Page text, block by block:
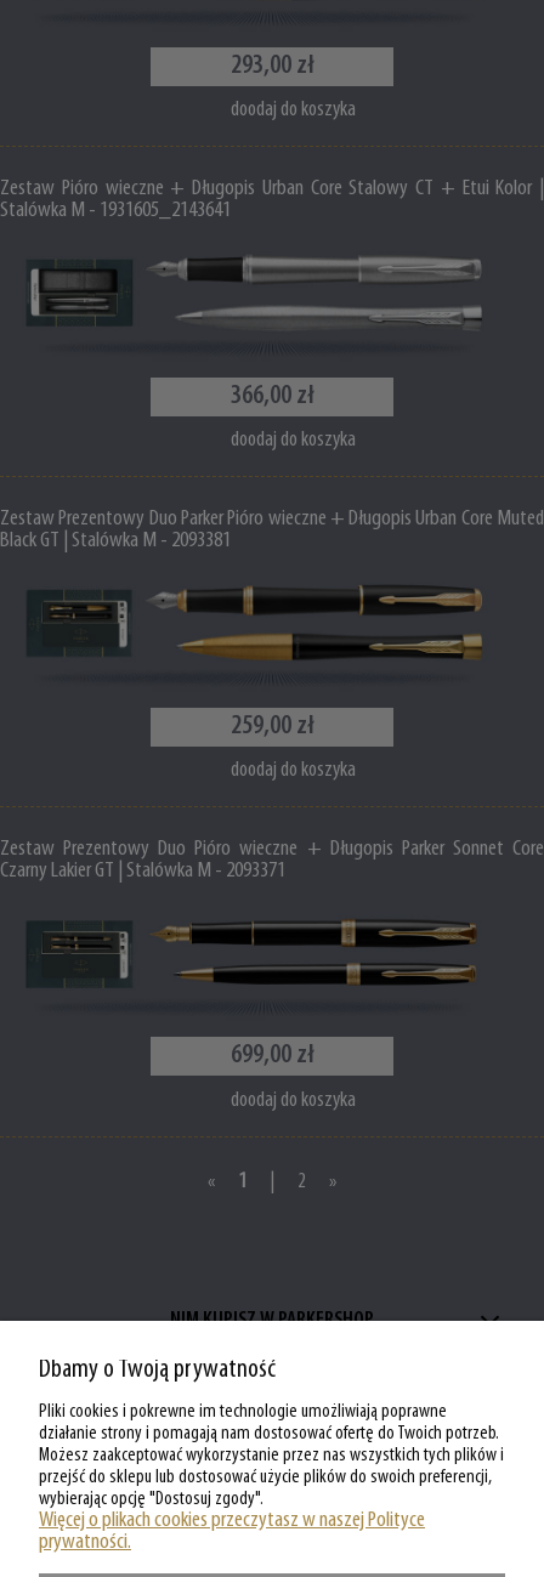
293,00 zł
doodaj do koszyka
Zestaw Pióro wieczne + Długopis Urban Core Stalowy CT + Etui Kolor |
Stalówka M - 1931605_2143641
366,00 zł
doodaj do koszyka
Zestaw Prezentowy Duo Parker Pióro wieczne + Długopis Urban Core Muted
Black GT | Stalówka M - 2093381
259,00 zł
doodaj do koszyka
Zestaw Prezentowy Duo Pióro wieczne + Długopis Parker Sonnet Core
Czarny Lakier GT | Stalówka M - 2093371
699,00 zł
doodaj do koszyka
« 1 2 »
NIM KUPISZ W PARKERSHOP
ZAKUPY W PARKERSHOP
MOJE KONTO W PARKERSHOP
O PARKERSHOP
Dbamy o Twoją prywatność
Pliki cookies i pokrewne im technologie umożliwiają poprawne
działanie strony i pomagają nam dostosować ofertę do Twoich potrzeb.
Możesz zaakceptować wykorzystanie przez nas wszystkich tych plików i
przejść do sklepu lub dostosować użycie plików do swoich preferencji,
wybierając opcję "Dostosuj zgody".
Więcej o plikach cookies przeczytasz w naszej Polityce
prywatności.